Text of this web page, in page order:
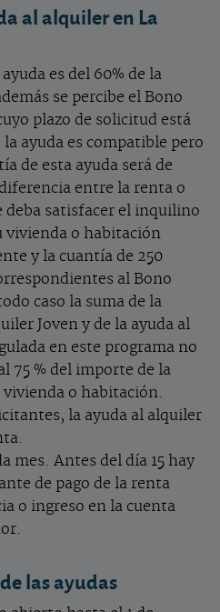
al alquiler en La
es del 60% de la
se percibe el Bono
plazo de solicitud está
ayuda es compatible pero
de esta ayuda será de
entre la renta o
deba satisfacer el inquilino
vivienda o habitación
y la cuantía de 250
al Bono
caso la suma de la
Joven y de la ayuda al
en este programa no
75 % del importe de la
o habitación.
la ayuda al alquiler
mes. Antes del día 15 hay
de pago de la renta
o ingreso en la cuenta
las ayudas